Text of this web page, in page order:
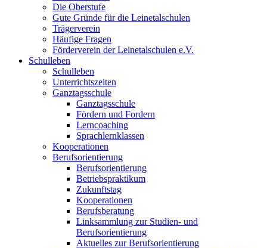
Die Oberstufe
Gute Gründe für die Leinetalschulen
Trägerverein
Häufige Fragen
Förderverein der Leinetalschulen e.V.
Schulleben
Schulleben
Unterrichtszeiten
Ganztagsschule
Ganztagsschule
Fördern und Fordern
Lerncoaching
Sprachlernklassen
Kooperationen
Berufsorientierung
Berufsorientierung
Betriebspraktikum
Zukunftstag
Kooperationen
Berufsberatung
Linksammlung zur Studien- und
Berufsorientierung
Aktuelles zur Berufsorientierung